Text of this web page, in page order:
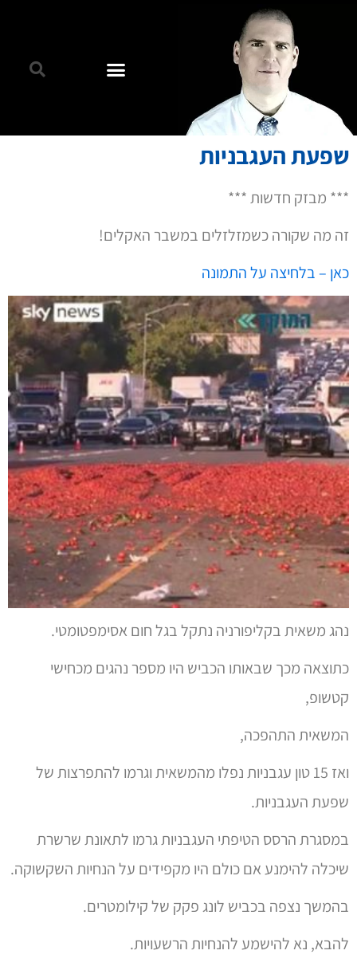
שפעת העגבניות
*** מבזק חדשות ***
זה מה שקורה כשמזלזלים במשבר האקלים!
כאן – בלחיצה על התמונה
נהג משאית בקליפורניה נתקל בגל חום אסימפטומטי.
כתוצאה מכך שבאותו הכביש היו מספר נהגים מכחישי
קטשופ,
המשאית התהפכה,
ואז 15 טון עגבניות נפלו מהמשאית וגרמו להתפרצות של
שפעת העגבניות.
במסגרת הרסס הטיפתי העגבניות גרמו לתאונת שרשרת
שיכלה להימנע אם כולם היו מקפידים על הנחיות השקשוקה.
בהמשך נצפה בכביש לונג פקק של קילומטרים.
להבא, נא להישמע להנחיות הרשעויות.